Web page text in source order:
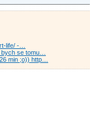
life/ -…
se tomu…
min ;o)) http…